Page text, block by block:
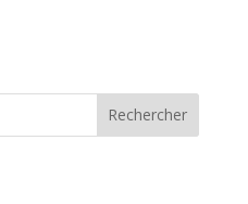
Rechercher